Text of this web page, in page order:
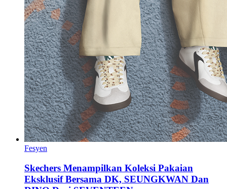
Fesyen
Skechers Menampilkan Koleksi Pakaian
Eksklusif Bersama DK, SEUNGKWAN Dan